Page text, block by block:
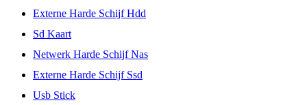
Externe Harde Schijf Hdd
Sd Kaart
Netwerk Harde Schijf Nas
Externe Harde Schijf Ssd
Usb Stick